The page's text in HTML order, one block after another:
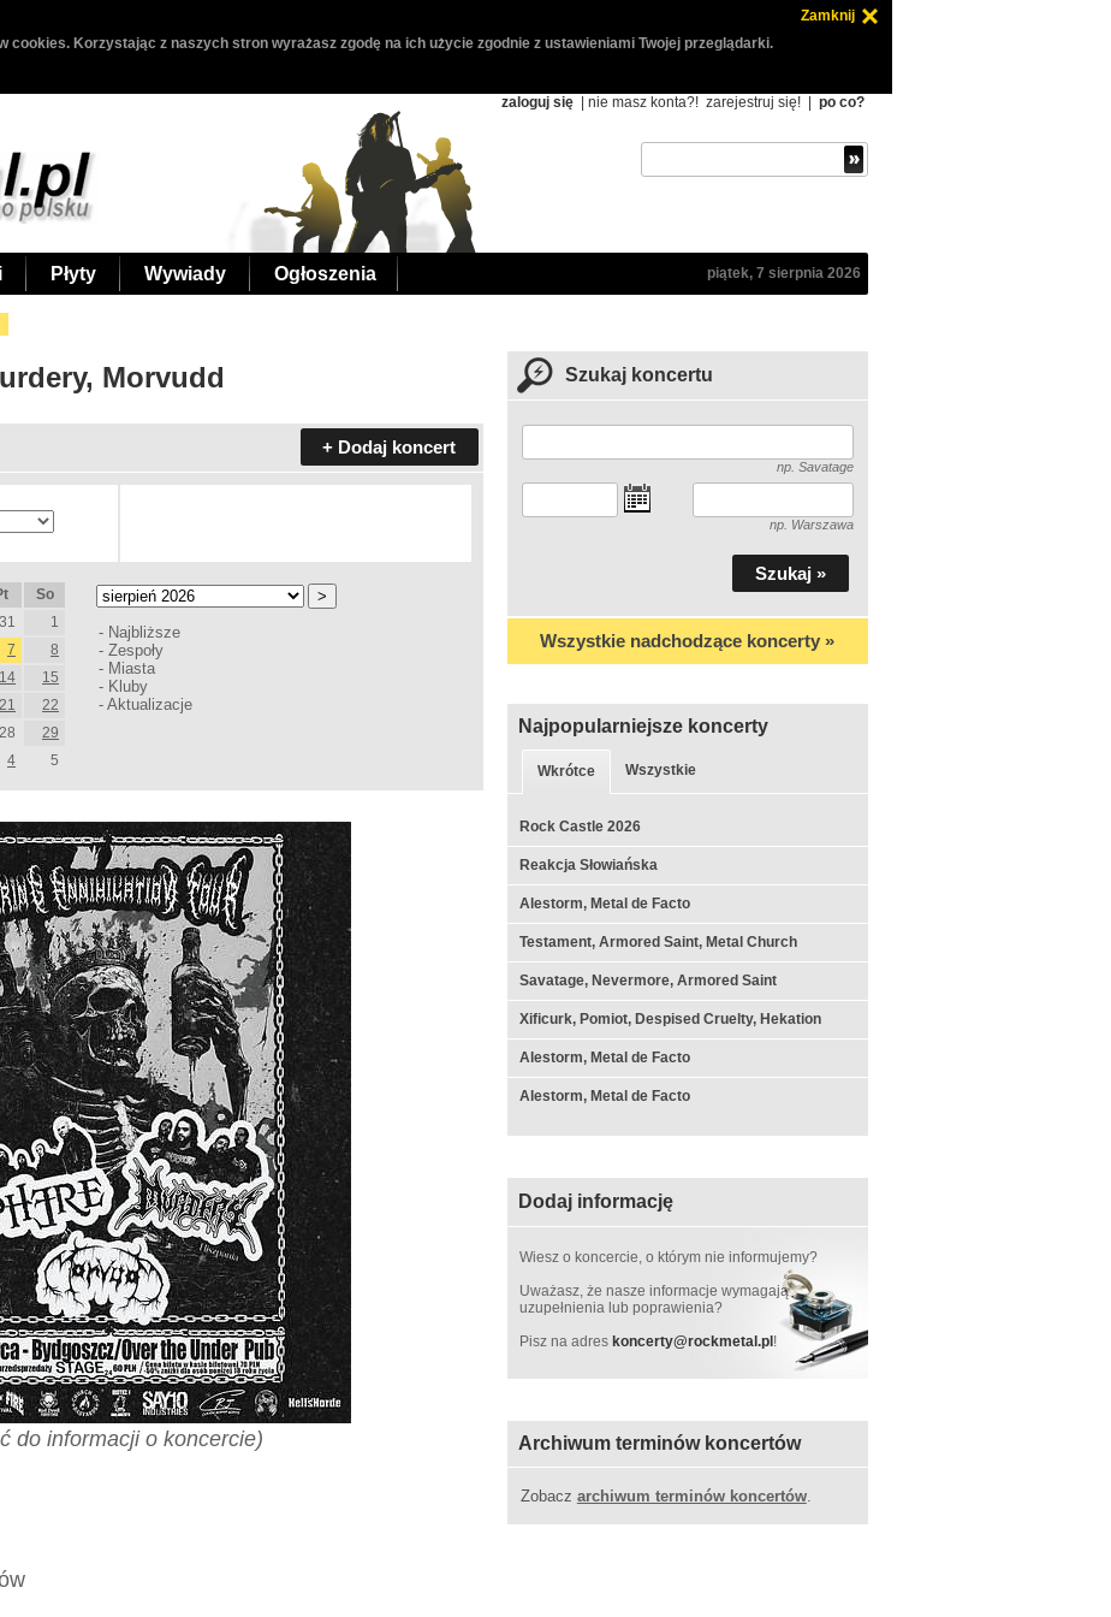
Zamknij
cookies. Korzystając z naszych stron wyrażasz zgodę na ich użycie zgodnie z ustawieniami Twojej przeglądarki.
zaloguj się | nie masz konta?! zarejestruj się! po co?
Płyty Wywiady Ogłoszenia piątek, 7 sierpnia 2026
Morvudd
+ Dodaj koncert
So
31
1
7
8
14
15
21
22
28
29
4 5
- Najbliższe
- Zespoły
- Miasta
- Kluby
- Aktualizacje
do informacji o koncercie)
Szukaj koncertu
np. Savatage
np. Warszawa
Wszystkie nadchodzące koncerty »
Najpopularniejsze koncerty
Wkrótce Wszystkie
Rock Castle 2026
Reakcja Słowiańska
Alestorm, Metal de Facto
Testament, Armored Saint, Metal Church
Savatage, Nevermore, Armored Saint
Xificurk, Pomiot, Despised Cruelty, Hekation
Alestorm, Metal de Facto
Alestorm, Metal de Facto
Dodaj informację
Wiesz o koncercie, o którym nie informujemy?
Uważasz, że nasze informacje wymagają
uzupełnienia lub poprawienia?
Pisz na adres koncerty@rockmetal.pl!
Archiwum terminów koncertów
Zobacz archiwum terminów koncertów.